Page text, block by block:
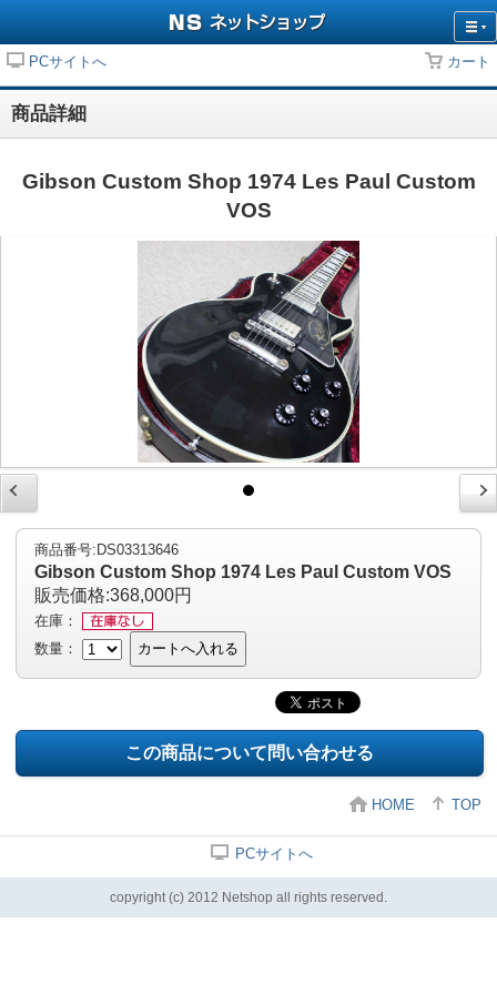
PCサイトへ カート
商品詳細
Gibson Custom Shop 1974 Les Paul Custom
VOS
商品番号:DS03313646
Gibson Custom Shop 1974 Les Paul Custom VOS
販売価格:368,000円
在庫：
数量：
カートへ入れる
この商品について問い合わせる
HOME TOP
PCサイトへ
copyright (c) 2012 Netshop all rights reserved.